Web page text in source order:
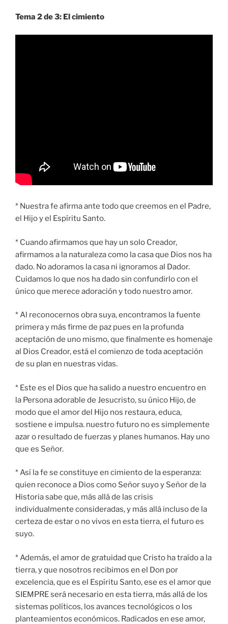
Tema 2 de 3: El cimiento
* Nuestra fe afirma ante todo que creemos en el Padre,
el Hijo y el Espíritu Santo.
* Cuando afirmamos que hay un solo Creador,
afirmamos a la naturaleza como la casa que Dios nos ha
dado. No adoramos la casa ni ignoramos al Dador.
Cuidamos lo que nos ha dado sin confundirlo con el
único que merece adoración y todo nuestro amor.
* Al reconocernos obra suya, encontramos la fuente
primera y más firme de paz pues en la profunda
aceptación de uno mismo, que finalmente es homenaje
al Dios Creador, está el comienzo de toda aceptación
de su plan en nuestras vidas.
* Este es el Dios que ha salido a nuestro encuentro en
la Persona adorable de Jesucristo, su único Hijo, de
modo que el amor del Hijo nos restaura, educa,
sostiene e impulsa. nuestro futuro no es simplemente
azar o resultado de fuerzas y planes humanos. Hay uno
que es Señor.
* Así la fe se constituye en cimiento de la esperanza:
quien reconoce a Dios como Señor suyo y Señor de la
Historia sabe que, más allá de las crisis
individualmente consideradas, y más allá incluso de la
certeza de estar o no vivos en esta tierra, el futuro es
suyo.
* Además, el amor de gratuidad que Cristo ha traído a la
tierra, y que nosotros recibimos en el Don por
excelencia, que es el Espíritu Santo, ese es el amor que
SIEMPRE será necesario en esta tierra, más allá de los
sistemas políticos, los avances tecnológicos o los
planteamientos económicos. Radicados en ese amor,